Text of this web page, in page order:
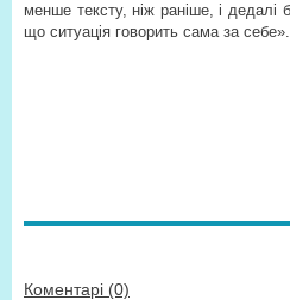
менше тексту, ніж раніше, і
що ситуація говорить сама за себе».
Коментарі (0)